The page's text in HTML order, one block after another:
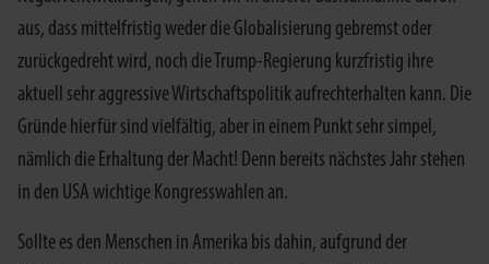
aus, dass mittelfristig weder die Globalisierung gebremst oder
zurückgedreht wird, noch die Trump-Regierung kurzfristig ihre
aktuell sehr aggressive Wirtschaftspolitik aufrechterhalten kann. Die
Gründe hierfür sind vielfältig, aber in einem Punkt sehr simpel,
nämlich die Erhaltung der Macht! Denn bereits nächstes Jahr stehen
in den USA wichtige Kongresswahlen an.
Sollte es den Menschen in Amerika bis dahin, aufgrund der